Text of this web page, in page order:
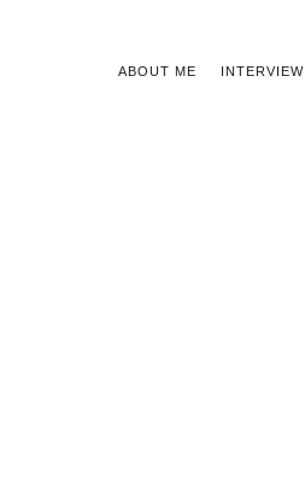
ABOUT ME INTERVIEW